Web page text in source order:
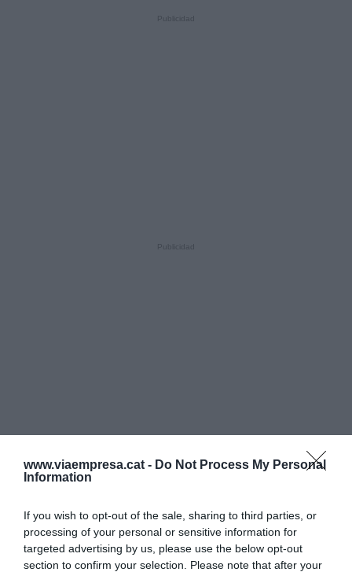
www.viaempresa.cat - Do Not Process My Personal
Information
If you wish to opt-out of the sale, sharing to third parties, or
processing of your personal or sensitive information for
targeted advertising by us, please use the below opt-out
section to confirm your selection. Please note that after your